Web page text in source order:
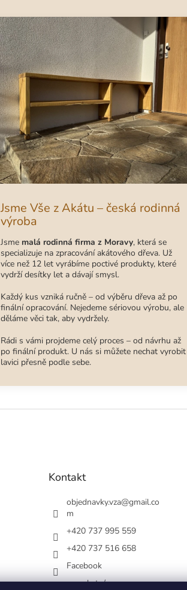
Jsme Vše z Akátu – česká rodinná
výroba
Jsme malá rodinná firma z Moravy, která se
specializuje na zpracování akátového dřeva. Už
více než 12 let vyrábíme poctivé produkty, které
vydrží desítky let a dávají smysl.
Každý kus vzniká ručně – od výběru dřeva až po
finální opracování. Nejedeme sériovou výrobu, ale
děláme věci tak, aby vydržely.
Rádi s vámi projdeme celý proces – od návrhu až
po finální produkt. U nás si můžete nechat vyrobit
lavici přesně podle sebe.
Kontakt
objednavky.vza@gmail.co
m
+420 737 995 559
+420 737 516 658
Facebook
vsezakatu/